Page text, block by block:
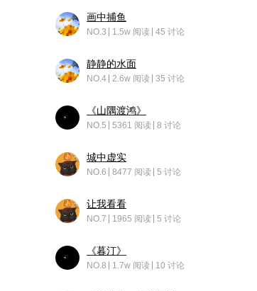
画中捕鱼
NO.3 1.5w 阅读 45 讨论
静静的水面
NO.4 2.6w 阅读 35 讨论
《山隅渡鸿》
NO.5 5361 阅读 8 讨论
城中虚实
NO.6 8477 阅读 5 讨论
让我看看
NO.7 1965 阅读 5 讨论
《暮汀》
NO.8 1.7w 阅读 10 讨论